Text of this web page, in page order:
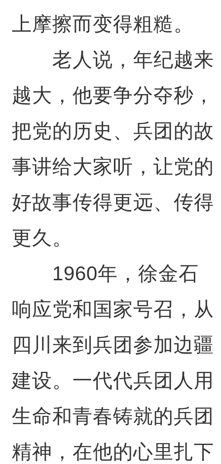
上摩擦而变得粗糙。
老人说，年纪越来
越大，他要争分夺秒，
把党的历史、兵团的故
事讲给大家听，让党的
好故事传得更远、传得
更久。
1960年，徐金石
响应党和国家号召，从
四川来到兵团参加边疆
建设。一代代兵团人用
生命和青春铸就的兵团
精神，在他的心里扎下